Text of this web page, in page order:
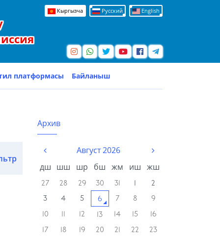
Кыргызча Русский English
платформасы Байланыш
Архив
Август 2026
дш шш шр бш жм иш жш
27 28 29 30 31 1
2
3
4 5 6 7 8
9
10
11 12 13 14 15
16
17
18 19 20 21 22
23